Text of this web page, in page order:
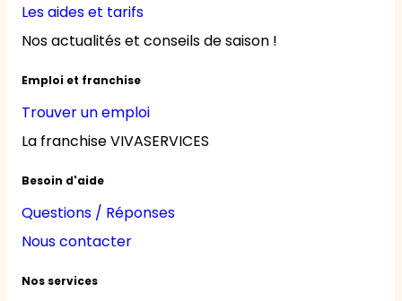
Les aides et tarifs
Nos actualités et conseils de saison !
Emploi et franchise
Trouver un emploi
La franchise VIVASERVICES
Besoin d'aide
Questions / Réponses
Nous contacter
Nos services